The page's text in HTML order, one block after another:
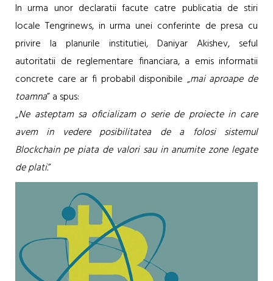
In urma unor declaratii facute catre publicatia de stiri
locale Tengrinews, in urma unei conferinte de presa cu
privire la planurile institutiei, Daniyar Akishev, seful
autoritatii de reglementare financiara, a emis informatii
concrete care ar fi probabil disponibile „mai aproape de
toamna” a spus:
„Ne asteptam sa oficializam o serie de proiecte in care
avem in vedere posibilitatea de a folosi sistemul
Blockchain pe piata de valori sau in anumite zone legate
de plati.”